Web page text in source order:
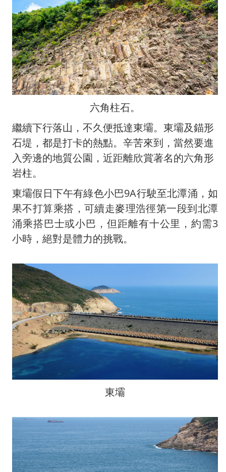
六角柱石。
繼續下行落山，不久便抵達東壩。東壩及錨形
石堤，都是打卡的熱點。辛苦來到，當然要進
入旁邊的地質公園，近距離欣賞著名的六角形
岩柱。
東壩假日下午有綠色小巴9A行駛至北潭涌，如
果不打算乘搭，可續走麥理浩徑第一段到北潭
涌乘搭巴士或小巴，但距離有十公里，約需3
小時，絕對是體力的挑戰。
東壩